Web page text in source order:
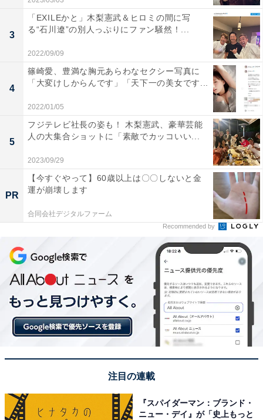
3
「EXILEかと」木梨憲武＆ヒロミの間に写
る“石川遼”の別人っぷりにファン騒然！...
2022/09/09
4
篠崎愛、豊満な胸元あらわなセクシー写真に
「大変けしからんです」「天下一の美女です...
2022/01/05
5
フジテレビ社長の姿も！ 木梨憲武、豪華芸能
人の大集合ショットに「素敵でカッコいい...
2023/09/29
PR
【今すぐやって】60歳以上は〇〇しないと金
運が崩壊します
合同会社デジタルファーム
Recommended by
注目の連載
『スパイダーマン：ブランド・
ニュー・デイ』が「史上もっと